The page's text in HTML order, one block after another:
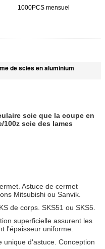
1000PCS mensuel
de scies en aluminium
scie que la coupe en
100z scie des lames
Astuce de cermet
Mitsubishi ou Sanvik.
de corps. SKS51 ou SKS5.
superficielle assurent les
l'épaisseur uniforme.
unique d'astuce. Conception